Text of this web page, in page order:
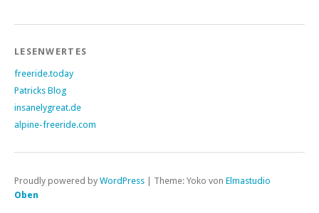
LESENWERTES
freeride.today
Patricks Blog
insanelygreat.de
alpine-freeride.com
Proudly powered by WordPress Theme: Yoko von Elmastudio
Oben